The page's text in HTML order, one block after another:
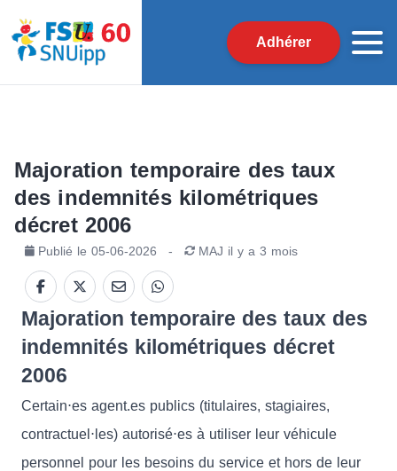
Adhérer
Majoration temporaire des taux
des indemnités kilométriques
décret 2006
Publié le 05-06-2026 - MAJ il y a 3 mois
Majoration temporaire des taux des
indemnités kilométriques décret
2006
Certain⋅es agent.es publics (titulaires, stagiaires,
contractuel⋅les) autorisé⋅es à utiliser leur véhicule
personnel pour les besoins du service et hors de leur